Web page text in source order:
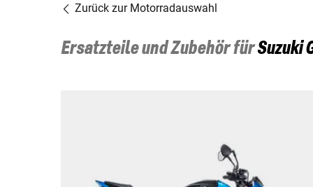
Zurück zur Motorradauswahl
Ersatzteile und Zubehör fürSuzuki